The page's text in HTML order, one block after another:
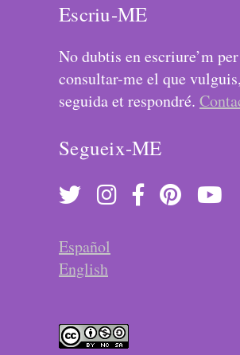
Escriu-ME
No dubtis en escriure’m per
consultar-me el que
seguida et respondré.
Segueix-ME
Español
English